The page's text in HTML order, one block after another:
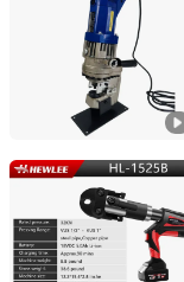
Zhejiang, China
Wenzhou Hewlee
Zhejiang, China